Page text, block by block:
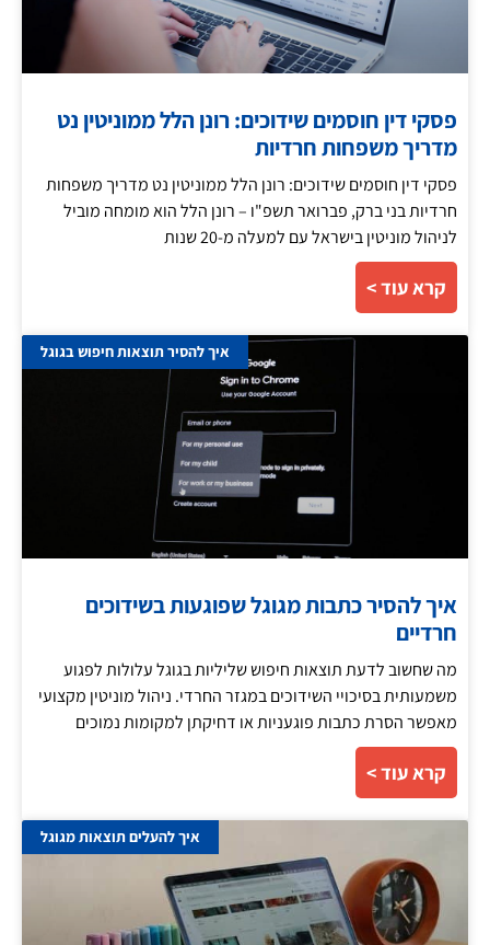
פסקי דין חוסמים שידוכים: רונן הלל ממוניטין נט
מדריך משפחות חרדיות
פסקי דין חוסמים שידוכים: רונן הלל ממוניטין נט מדריך משפחות
חרדיות בני ברק, פברואר תשפ"ו – רונן הלל הוא מומחה מוביל
לניהול מוניטין בישראל עם למעלה מ-20 שנות
קרא עוד >
איך להסיר תוצאות חיפוש בגוגל
איך להסיר כתבות מגוגל שפוגעות בשידוכים
חרדיים
מה שחשוב לדעת תוצאות חיפוש שליליות בגוגל עלולות לפגוע
משמעותית בסיכויי השידוכים במגזר החרדי. ניהול מוניטין מקצועי
מאפשר הסרת כתבות פוגעניות או דחיקתן למקומות נמוכים
קרא עוד >
איך להעלים תוצאות מגוגל